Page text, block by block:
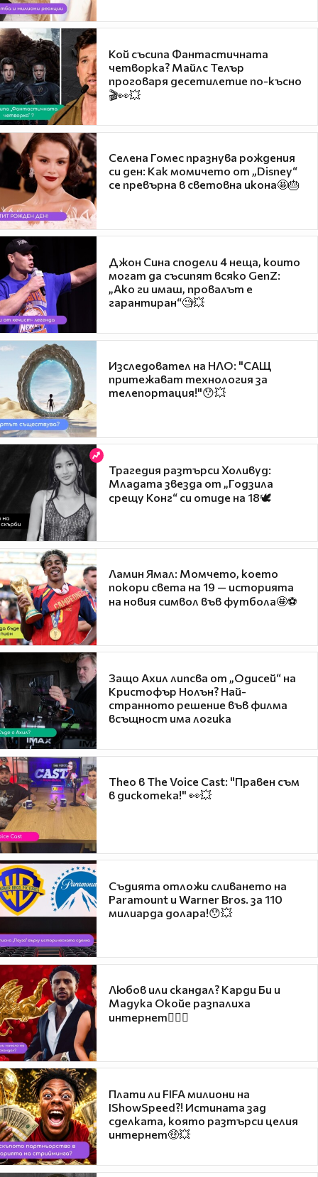
Кой съсипа Фантастичната
четворка? Майлс Телър
проговаря десетилетие по-късно
🎬👀💥
Селена Гомес празнува рождения
си ден: Как момичето от „Disney“
се превърна в световна икона🤩🎂
Джон Сина сподели 4 неща, които
могат да съсипят всяко GenZ:
„Ако ги имаш, провалът е
гарантиран“🧐💥
Изследовател на НЛО: "САЩ
притежават технология за
телепортация!"😯💥
Трагедия разтърси Холивуд:
Младата звезда от „Годзила
срещу Конг“ си отиде на 18🕊️
Ламин Ямал: Момчето, което
покори света на 19 — историята
на новия символ във футбола🤩⚽
Защо Ахил липсва от „Одисей“ на
Кристофър Нолън? Най-
странното решение във филма
всъщност има логика
Theo в The Voice Cast: "Правен съм
в дискотека!" 👀💥
Съдията отложи сливането на
Paramount и Warner Bros. за 110
милиарда долара!😯💥
Любов или скандал? Карди Би и
Мадука Окойе разпалиха
интернет❤️‍🔥🔥
Плати ли FIFA милиони на
IShowSpeed?! Истината зад
сделката, която разтърси целия
интернет🤑💥